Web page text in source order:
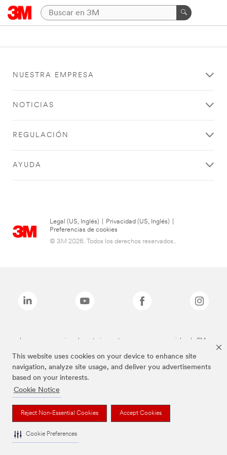
This website uses cookies on your device to enhance site
navigation, analyze site usage, and deliver you advertisements
based on your interests.
Cookie Notice
Reject Non-Essential Cookies Accept Cookies
Cookie Preferences
NUESTRA EMPRESA
NOTICIAS
REGULACIÓN
AYUDA
Legal (US, Inglés) Privacidad (US, Inglés)
Preferencias de cookies
© 3M 2026. Todos los derechos reservados..
Las marcas mencionadas anteriormente son marcas comerciales de 3M.